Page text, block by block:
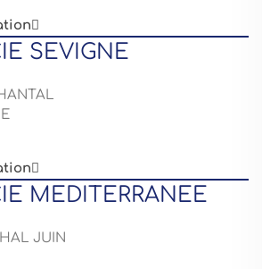

SEVIGNE

MEDITERRANEE
JUIN